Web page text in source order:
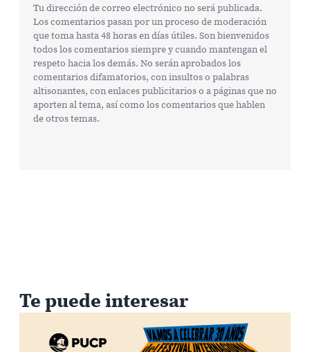
Tu dirección de correo electrónico no será publicada.
Los comentarios pasan por un proceso de moderación
que toma hasta 48 horas en días útiles. Son bienvenidos
todos los comentarios siempre y cuando mantengan el
respeto hacia los demás. No serán aprobados los
comentarios difamatorios, con insultos o palabras
altisonantes, con enlaces publicitarios o a páginas que no
aporten al tema, así como los comentarios que hablen
de otros temas.
Te puede interesar